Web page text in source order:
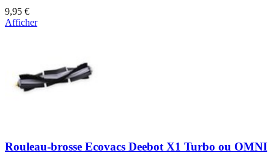
9,95 €
Afficher
Rouleau-brosse Ecovacs Deebot X1 Turbo ou OMNI